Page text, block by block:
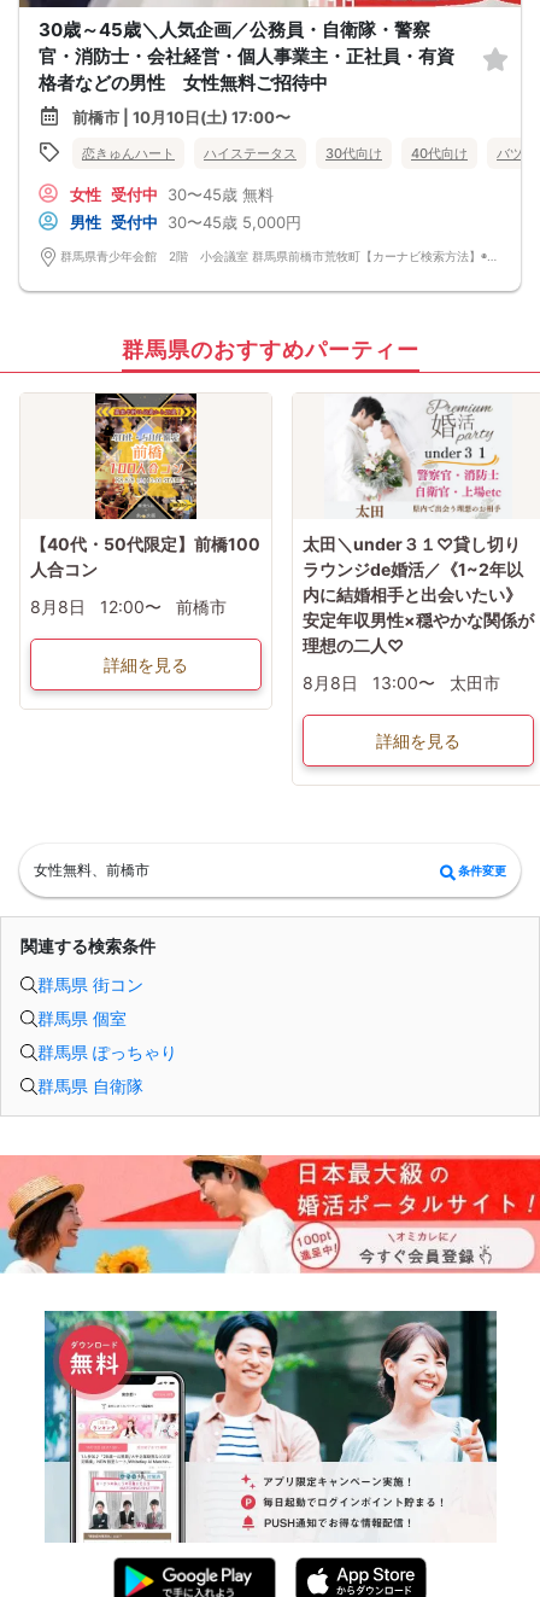
30歳～45歳＼人気企画／公務員・自衛隊・警察
官・消防士・会社経営・個人事業主・正社員・有資
格者などの男性 女性無料ご招待中
前橋市 | 10月10日(土) 17:00〜
恋きゅんハート ハイステータス 30代向け 40代向け バツイ
女性 受付中 30〜45歳 無料
男性 受付中 30〜45歳 5,000円
群馬県のおすすめパーティー
【40代・50代限定】前橋100
人合コン
8月8日
12:00〜 前橋市
詳細を見る
太田＼under３１♡貸し切り
ラウンジde婚活／《1~2年以
内に結婚相手と出会いたい》
安定年収男性×穏やかな関係が
理想の二人♡
8月8日
13:00〜 太田市
詳細を見る
女性無料、前橋市 条件変更
関連する検索条件
群馬県 街コン
群馬県 個室
群馬県 ぽっちゃり
群馬県 自衛隊